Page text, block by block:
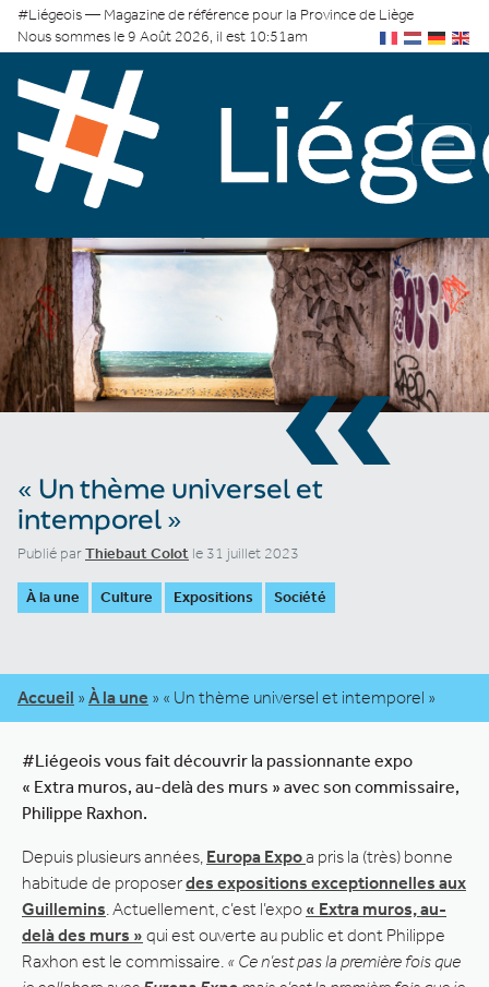
#Liégeois — Magazine de référence pour la Province de Liège
Nous sommes le 9 Août 2026, il est 10:51am
«
« Un thème universel et
intemporel »
Publié parThiebaut Colot le 31 juillet 2023
À la une Culture Expositions Société
Accueil » À la une » « Un thème universel et intemporel »
#Liégeois vous fait découvrir la passionnante expo
« Extra muros, au-delà des murs » avec son commissaire,
Philippe Raxhon.
Depuis plusieurs années, Europa Expoa pris la (très) bonne
habitude de proposerdes expositions exceptionnelles aux
Guillemins . Actuellement, c’est l’expo « Extra muros, au-
delà des murs » qui est ouverte au public et dont Philippe
Raxhon est le commissaire. « Ce n’est pas la première fois que